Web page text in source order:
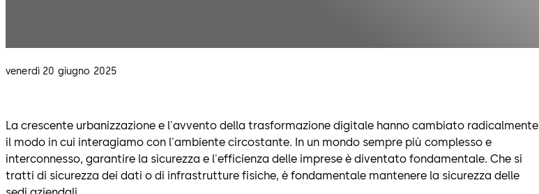
venerdì 20 giugno 2025
La crescente urbanizzazione e l'avvento della trasformazione digitale hanno cambiato radicalmente
il modo in cui interagiamo con l'ambiente circostante. In un mondo sempre più complesso e
interconnesso, garantire la sicurezza e l'efficienza delle imprese è diventato fondamentale. Che si
tratti di sicurezza dei dati o di infrastrutture fisiche, è fondamentale mantenere la sicurezza delle